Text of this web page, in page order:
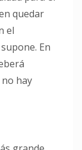
quedar
el
En
hay